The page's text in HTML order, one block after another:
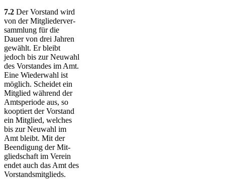
7.2 Der Vorstand wird
von der Mitglieder­ver­
samm­lung für die
Dauer von drei Jahren
gewählt. Er bleibt
jedoch bis zur Neuwahl
des Vor­stan­des im Amt.
Eine Wieder­wahl ist
möglich. Scheidet ein
Mitglied während der
Amts­pe­riode aus, so
kooptiert der Vorstand
ein Mit­glied, welches
bis zur Neu­wahl im
Amt bleibt. Mit der
Been­di­gung der Mit­
glied­schaft im Verein
endet auch das Amt des
Vor­stands­mit­glieds.